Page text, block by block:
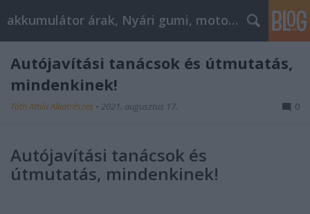
akkumulátor árak, Nyári gumi, motorolaj
Autójavítási tanácsok és útmutatás,
mindenkinek!
Tóth Attila Alkatrészes • 2021. augusztus 17. 0
Autójavítási tanácsok és
útmutatás, mindenkinek!